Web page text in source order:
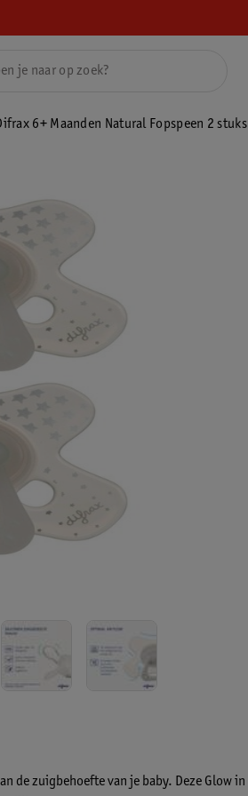
6+ Maanden Natural Fopspeen 2 stuks
de zuigbehoefte van je baby. Deze Glow in